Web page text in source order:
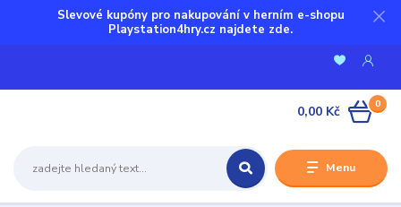
Slevové kupóny pro nakupování v herním e-shopu
Playstation4hry.cz najdete zde.
Menu
0
0,00 Kč